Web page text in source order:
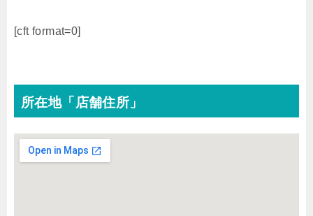
[cft format=0]
所在地「店舗住所」